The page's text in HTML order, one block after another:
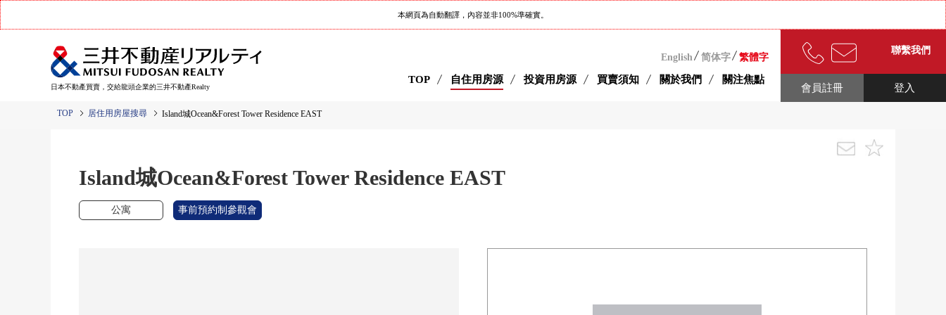
本網頁為自動翻譯，內容並非100%準確實。
日本不動產買賣，交給龍頭企業的三井不動產Realty
English 简体字 繁體字
TOP 自住用房源 投資用房源 買賣須知 關於我們 關注焦點
聯繫我們
登入
會員註冊
TOP 居住用房屋搜尋 Island城Ocean&Forest Tower Residence EAST
Island城Ocean&Forest Tower Residence EAST
公寓 事前預約制參觀會